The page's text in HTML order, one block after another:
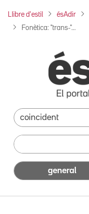
Llibre d'estil ésAdir
Fonètica: "trans-"...
general